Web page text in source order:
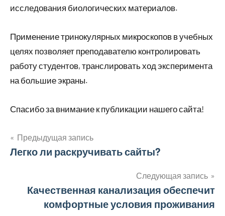
исследования биологических материалов.
Применение тринокулярных микроскопов в учебных
целях позволяет преподавателю контролировать
работу студентов, транслировать ход эксперимента
на большие экраны.
Спасибо за внимание к публикации нашего сайта!
Навигация
записям
Предыдущая запись
Легко ли раскручивать сайты?
Следующая запись
Качественная канализация обеспечит
комфортные условия проживания